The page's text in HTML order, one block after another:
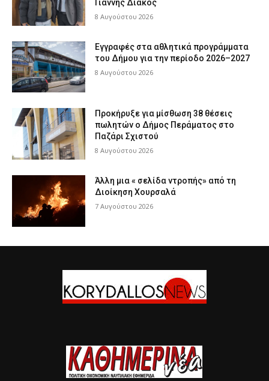
Γιάννης Διάκος
8 Αυγούστου 2026
Εγγραφές στα αθλητικά προγράμματα
του Δήμου για την περίοδο 2026–2027
8 Αυγούστου 2026
Προκήρυξε για μίσθωση 38 θέσεις
πωλητών ο Δήμος Περάματος στο
Παζάρι Σχιστού
8 Αυγούστου 2026
Άλλη μια « σελίδα ντροπής» από τη
Διοίκηση Χουρσαλά
7 Αυγούστου 2026